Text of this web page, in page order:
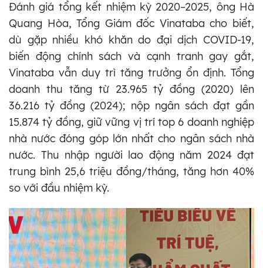
Đánh giá tổng kết nhiệm kỳ 2020–2025, ông Hà
Quang Hòa, Tổng Giám đốc Vinataba cho biết,
dù gặp nhiều khó khăn do đại dịch COVID-19,
biến động chính sách và cạnh tranh gay gắt,
Vinataba vẫn duy trì tăng trưởng ổn định. Tổng
doanh thu tăng từ 23.965 tỷ đồng (2020) lên
36.216 tỷ đồng (2024); nộp ngân sách đạt gần
15.874 tỷ đồng, giữ vững vị trí top 6 doanh nghiệp
nhà nước đóng góp lớn nhất cho ngân sách nhà
nước. Thu nhập người lao động năm 2024 đạt
trung bình 25,6 triệu đồng/tháng, tăng hơn 40%
so với đầu nhiệm kỳ.